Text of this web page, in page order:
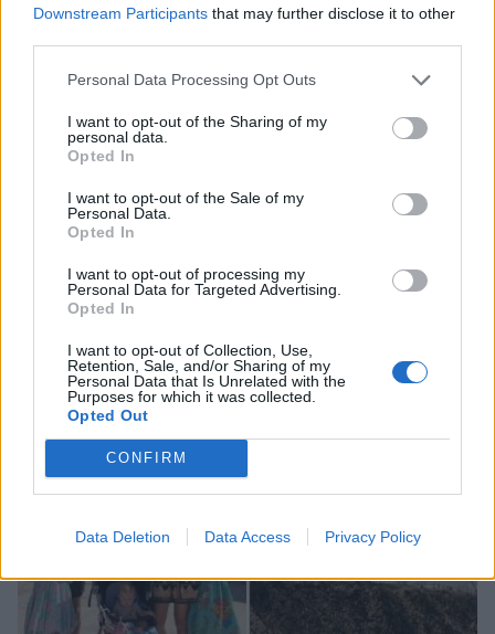
Downstream Participants that may further disclose it to other
Personal Data Processing Opt Outs
I want to opt-out of the Sharing of my
personal data.
Opted In
I want to opt-out of the Sale of my
Personal Data.
Opted In
I want to opt-out of processing my
Personal Data for Targeted Advertising.
Opted In
I want to opt-out of Collection, Use,
Retention, Sale, and/or Sharing of my
Personal Data that Is Unrelated with the
Purposes for which it was collected.
Opted Out
CONFIRM
Data Deletion Data Access Privacy Policy